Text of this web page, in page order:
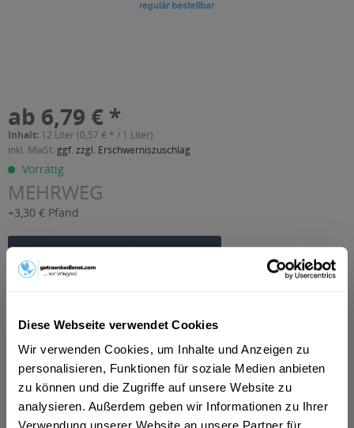
Diese Webseite verwendet Cookies
Wir verwenden Cookies, um Inhalte und Anzeigen zu
personalisieren, Funktionen für soziale Medien anbieten
zu können und die Zugriffe auf unsere Website zu
analysieren. Außerdem geben wir Informationen zu Ihrer
ab 6,79 € *
Inhalt: 12 Liter (0,57 € * / 1 Liter)
inkl. MwSt. ggf. zzgl. Erschwerniszuschlag
Vorrätig
MEHRWEG
+3,30 € Pfand
In denWarenkorb
Erfurt,Weimar,Gotha,Alkersleben, Arnstadt, Bösleben-
Wüllersleben, Dornheim, Osthausen-Wülfershausen,
Wachsenburggemeinde, Wipfratal, Witzleben,Apfelstädt,
Gamstädt, Ingersleben, Neudietendorf, Nottleben, Bad
Langensalza, Behringen, Bothenheilingen, Issersheilingen,
Kirchheilingen, Kleinwelsbach, Mülverstedt, Neunheilingen,
Schönstedt, Sundhausen, Tottleben, Weberstedt
Ballstädt,